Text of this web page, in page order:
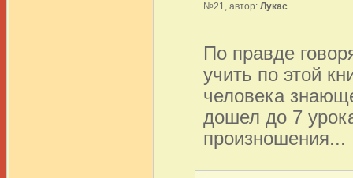
№21, автор: Лукас
По правде
учить по этой
человека
дошел до 7